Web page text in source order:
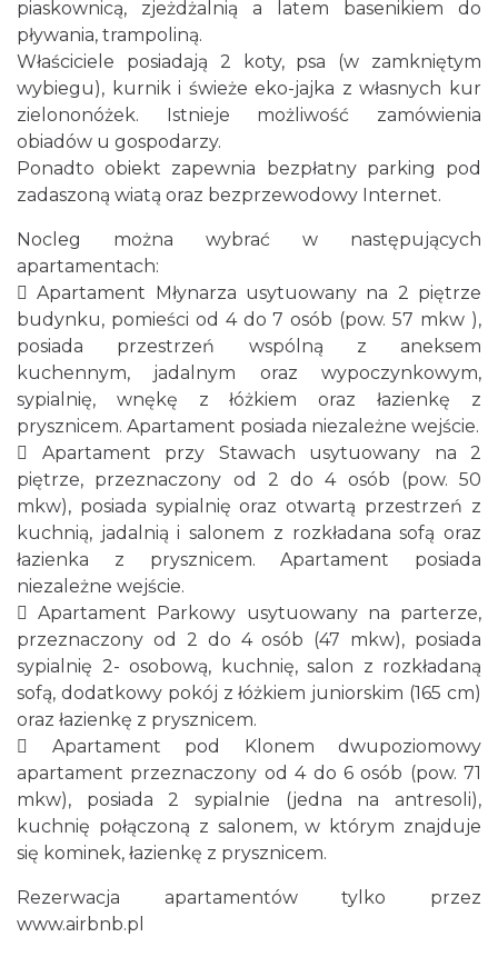
piaskownicą, zjeżdżalnią a latem basenikiem do
pływania, trampoliną.
Właściciele posiadają 2 koty, psa (w zamkniętym
wybiegu), kurnik i świeże eko-jajka z własnych kur
zielononóżek. Istnieje możliwość zamówienia
obiadów u gospodarzy.
Ponadto obiekt zapewnia bezpłatny parking pod
zadaszoną wiatą oraz bezprzewodowy Internet.
Nocleg można wybrać w następujących
apartamentach:
 Apartament Młynarza usytuowany na 2 piętrze
budynku, pomieści od 4 do 7 osób (pow. 57 mkw ),
posiada przestrzeń wspólną z aneksem
kuchennym, jadalnym oraz wypoczynkowym,
sypialnię, wnękę z łóżkiem oraz łazienkę z
prysznicem. Apartament posiada niezależne wejście.
 Apartament przy Stawach usytuowany na 2
piętrze, przeznaczony od 2 do 4 osób (pow. 50
mkw), posiada sypialnię oraz otwartą przestrzeń z
kuchnią, jadalnią i salonem z rozkładana sofą oraz
łazienka z prysznicem. Apartament posiada
niezależne wejście.
 Apartament Parkowy usytuowany na parterze,
przeznaczony od 2 do 4 osób (47 mkw), posiada
sypialnię 2- osobową, kuchnię, salon z rozkładaną
sofą, dodatkowy pokój z łóżkiem juniorskim (165 cm)
oraz łazienkę z prysznicem.
 Apartament pod Klonem dwupoziomowy
apartament przeznaczony od 4 do 6 osób (pow. 71
mkw), posiada 2 sypialnie (jedna na antresoli),
kuchnię połączoną z salonem, w którym znajduje
się kominek, łazienkę z prysznicem.
Rezerwacja apartamentów tylko przez
www.airbnb.pl